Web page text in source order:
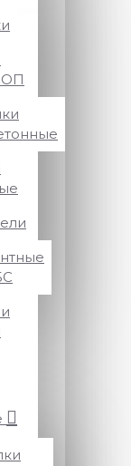
ОП